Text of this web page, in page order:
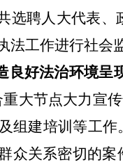
选聘人大代表
法工作进行社会
良好法治环境呈
大节点大力宣
组建培训等工
众关系密切的